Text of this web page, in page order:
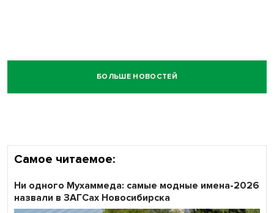
БОЛЬШЕ НОВОСТЕЙ
Самое читаемое:
Ни одного Мухаммеда: самые модные имена-2026
назвали в ЗАГСах Новосибирска